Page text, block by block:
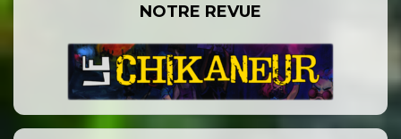
NOTRE REVUE